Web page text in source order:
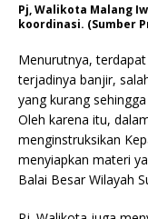
Pj, Walikota Malang
koordinasi. (Sumber
Menurutnya,
terjadinya banjir,
yang kurang
Oleh karena itu,
menginstruksikan
menyiapkan materi
Balai Besar Wilayah